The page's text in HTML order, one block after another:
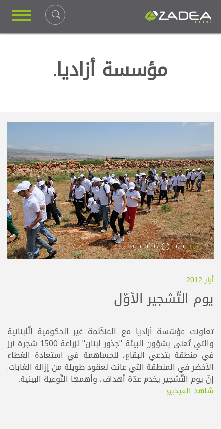
مؤسسة أزاديا.
أيار 2012
يوم التّشجير الأوّل
تعاونت مؤسّسة أزاديا مع المنظّمة غير الحكومية الّلبنانية
والتي تُعنى بشؤون البيئة "جذور لبنان" لزراعة 1500 شجرة أرز
في منطقة بتدعي البقاع، للمساهمة في استعادة الغطاء
الأخضر في المنطقة التي عانت لعقود طويلة من إزالة الغابات.
إنّ يوم التّشجير يخدم عدّة أهداف، وأهمها التّوعية البيئية.
شاهد الفيديو